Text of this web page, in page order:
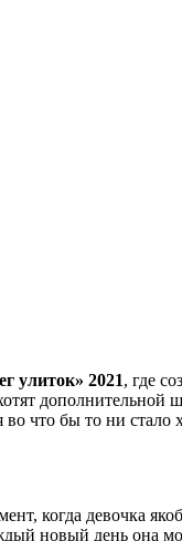
улиток» 2021, где
дополнительной
что бы то ни стало
когда девочка
новый день она